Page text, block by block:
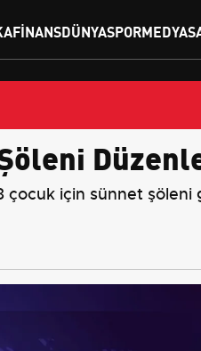
FINANSDÜNYASPORMEDYA
çocuk için sünnet